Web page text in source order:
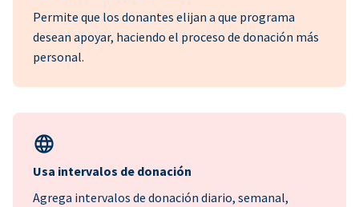
Permite que los donantes elijan a que programa
desean apoyar, haciendo el proceso de donación más
personal.
Usa intervalos de donación
Agrega intervalos de donación diario, semanal,